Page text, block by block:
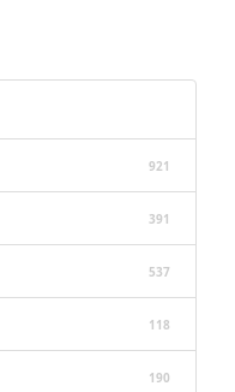
921
391
537
118
190